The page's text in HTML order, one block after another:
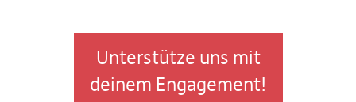
Unterstütze uns mit
deinem Engagement!